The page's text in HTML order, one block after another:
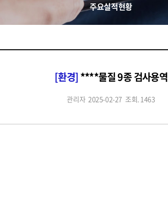
주요실적현황
[환경] ****물질 9종 검사용역
관리자 2025-02-27 조회. 1463